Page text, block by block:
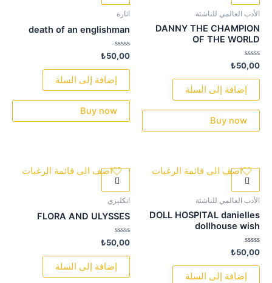
الأدب العالمي للناشئة
DANNY THE CHAMPION
OF THE WORLD
تم
التقييم
0
₺50,00
إضافة إلى السلة
Buy now
اثارة
death of an englishman
تم
التقييم
0
₺50,00
إضافة إلى السلة
Buy now
اضف الى قائمة الرغبات
الأدب العالمي للناشئة
DOLL HOSPITAL danielles
dollhouse wish
تم
التقييم
0
₺50,00
إضافة إلى السلة
اضف الى قائمة الرغبات
انكليزي
FLORA AND ULYSSES
تم
التقييم
0
₺50,00
إضافة إلى السلة